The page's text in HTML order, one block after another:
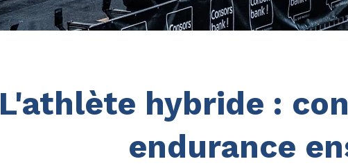
L'athlète hybride :
endurance